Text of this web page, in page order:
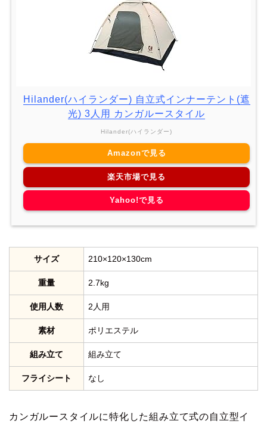
Hilander(ハイランダー) 自立式インナーテント(遮
光) 3人用 カンガルースタイル
Hilander(ハイランダー)
Amazonで見る
楽天市場で見る
Yahoo!で見る
サイズ 210×120×130cm
重量 2.7kg
使用人数 2人用
素材 ポリエステル
組み立て 組み立て
フライシート なし
カンガルースタイルに特化した組み立て式の自立型イ